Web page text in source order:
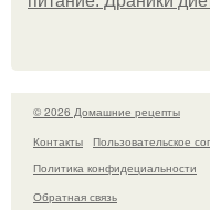
© 2026 Домашние рецепты
Контакты
Пользовательское
Политика конфидециальности
Обратная связь